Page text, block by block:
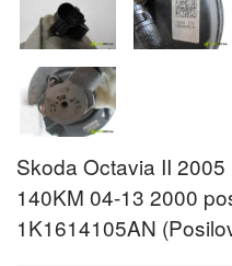
Skoda Octavia II
140KM 04-13 2000
1K1614105AN